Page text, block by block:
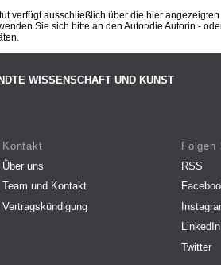
verfügt ausschließlich über die hier
Sie sich bitte an den Autor/die Autorin -
WISSENSCHAFT UND KUNST
Kontakt
Über uns
Team und Kontakt
Vertragskündigung
Folgen
RSS
LinkedIn
Twitter